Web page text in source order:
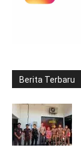
Berita Terbaru